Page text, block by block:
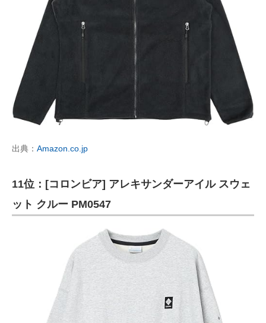
出典： Amazon.co.jp
11位：[コロンビア] アレキサンダーアイル スウェ
ット クルー PM0547